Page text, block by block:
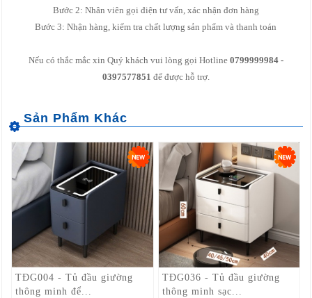
Bước 2: Nhân viên gọi điện tư vấn, xác nhận đơn hàng
Bước 3: Nhận hàng, kiểm tra chất lượng sản phẩm và thanh toán
Nếu có thắc mắc xin Quý khách vui lòng gọi Hotline 0799999984 -
0397577851 để được hỗ trợ.
TĐG004 - Tủ đầu giường
thông minh để...
TĐG036 - Tủ đầu giường
thông minh sạc...